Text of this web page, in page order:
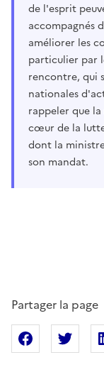
de l'esprit
accompagnés
améliorer les
particulier par
rencontre, qui
nationales
rappeler que
cœur de la
dont la
son mandat.
Partager la page
Partager